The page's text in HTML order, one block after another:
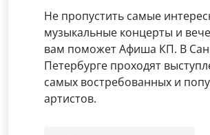
Не пропустить самые
музыкальные концерты и
вам поможет Афиша КП. В
Петербурге проходят
самых востребованных и
артистов.